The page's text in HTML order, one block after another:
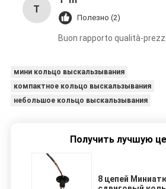
T
Полезно (2)
Buon rapporto qualità-
мини кольцо выскальзывания
компактное кольцо выскальзывания
небольшое кольцо выскальзывания
Получить лучшую
8 цепей